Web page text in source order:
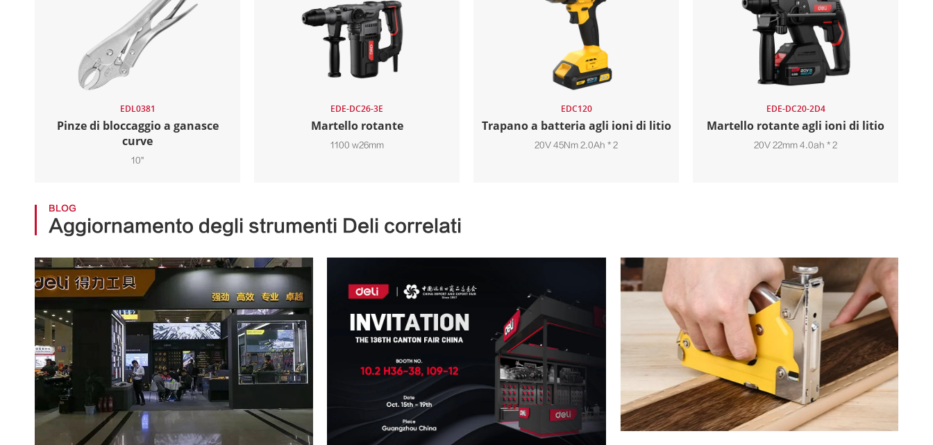
EDL0381
Pinze di bloccaggio a ganasce
curve
10"
EDE-DC26-3E
Martello rotante
1100 w26mm
EDC120
Trapano a batteria agli ioni di litio
20V 45Nm 2.0Ah * 2
EDE-DC20-2D4
Martello rotante agli ioni di litio
20V 22mm 4.0ah * 2
BLOG
Aggiornamento degli strumenti Deli correlati